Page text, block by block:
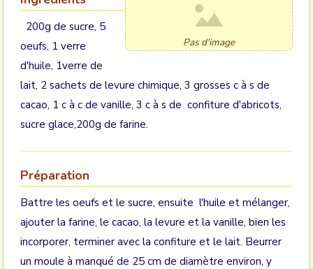
Pas d'image
200g de sucre, 5
oeufs, 1 verre
d'huile, 1verre de
lait, 2 sachets de levure chimique, 3 grosses c à s de
cacao, 1 c à c de vanille, 3 c à s de confiture d'abricots,
sucre glace,200g de farine.
Préparation
Battre les oeufs et le sucre, ensuite l'huile et mélanger,
ajouter la farine, le cacao, la levure et la vanille, bien les
incorporer, terminer avec la confiture et le lait. Beurrer
un moule à manqué de 25 cm de diamètre environ, y